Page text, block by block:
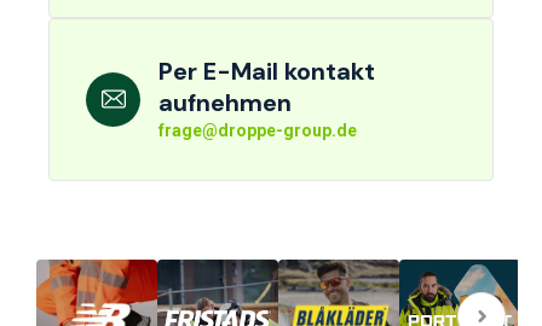
Per E-Mail kontakt
aufnehmen
frage@droppe-group.de